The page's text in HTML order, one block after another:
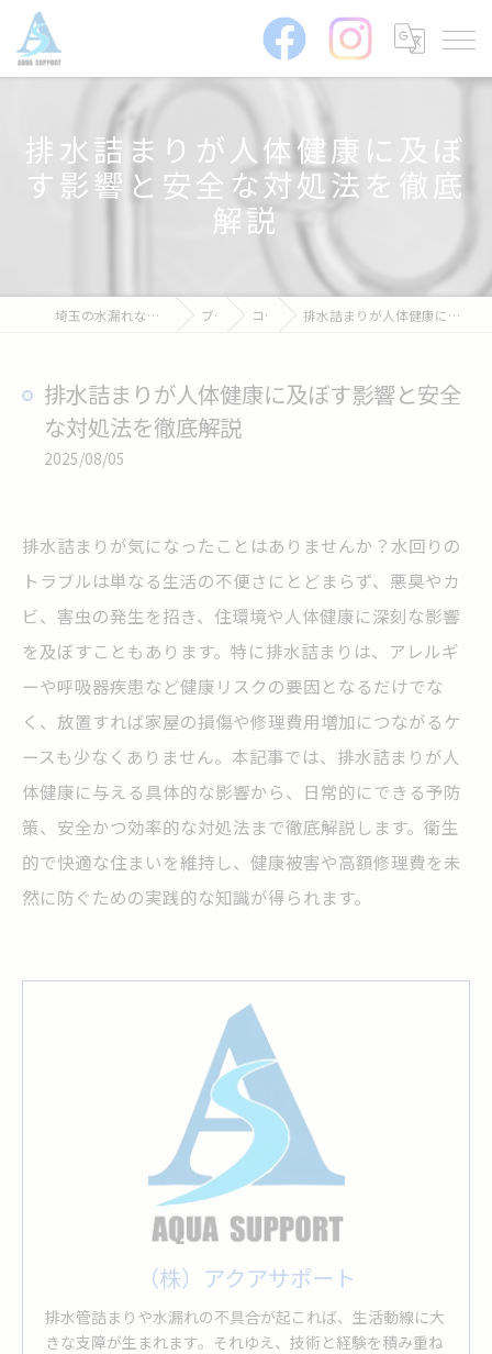
排水詰まりが人体健康に及ぼ
す影響と安全な対処法を徹底
解説
埼玉の水漏れなら株式会社アクアサポート ブログ コラム 排水詰まりが人体健康に及ぼす影響と安全な対処法を徹底解説
排水詰まりが人体健康に及ぼす影響と安全
な対処法を徹底解説
2025/08/05
排水詰まりが気になったことはありませんか？水回りの
トラブルは単なる生活の不便さにとどまらず、悪臭やカ
ビ、害虫の発生を招き、住環境や人体健康に深刻な影響
を及ぼすこともあります。特に排水詰まりは、アレルギ
ーや呼吸器疾患など健康リスクの要因となるだけでな
く、放置すれば家屋の損傷や修理費用増加につながるケ
ースも少なくありません。本記事では、排水詰まりが人
体健康に与える具体的な影響から、日常的にできる予防
策、安全かつ効率的な対処法まで徹底解説します。衛生
的で快適な住まいを維持し、健康被害や高額修理費を未
然に防ぐための実践的な知識が得られます。
（株）アクアサポート
排水管詰まりや水漏れの不具合が起これば、生活動線に大
きな支障が生まれます。それゆえ、技術と経験を積み重ね